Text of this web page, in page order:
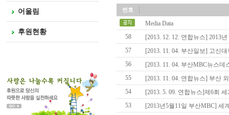
어울림
후원현황
번호
Media Data
58
[2013. 12. 12. 연합뉴스] 2013
57
[2013. 11. 04. 부산일보] 고신
56
[2013. 11. 04. 부산MBC뉴스
55
[2013. 11. 04. 연합뉴스] 부산
54
[2013. 5. 09. 연합뉴스]제6회
53
[2013년5월11일 부산MBC] 세